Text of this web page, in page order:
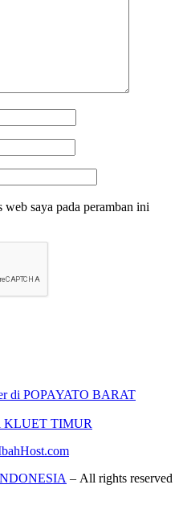
web saya pada peramban ini
di POPAYATO BARAT
KLUET TIMUR
– All rights reserved